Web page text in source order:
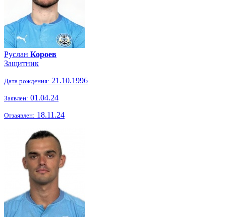
Руслан Короев
Защитник
Дата рождения: 21.10.1996
Заявлен: 01.04.24
Отзаявлен: 18.11.24